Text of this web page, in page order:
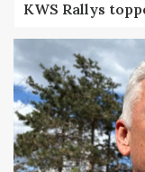
KWS Rallys